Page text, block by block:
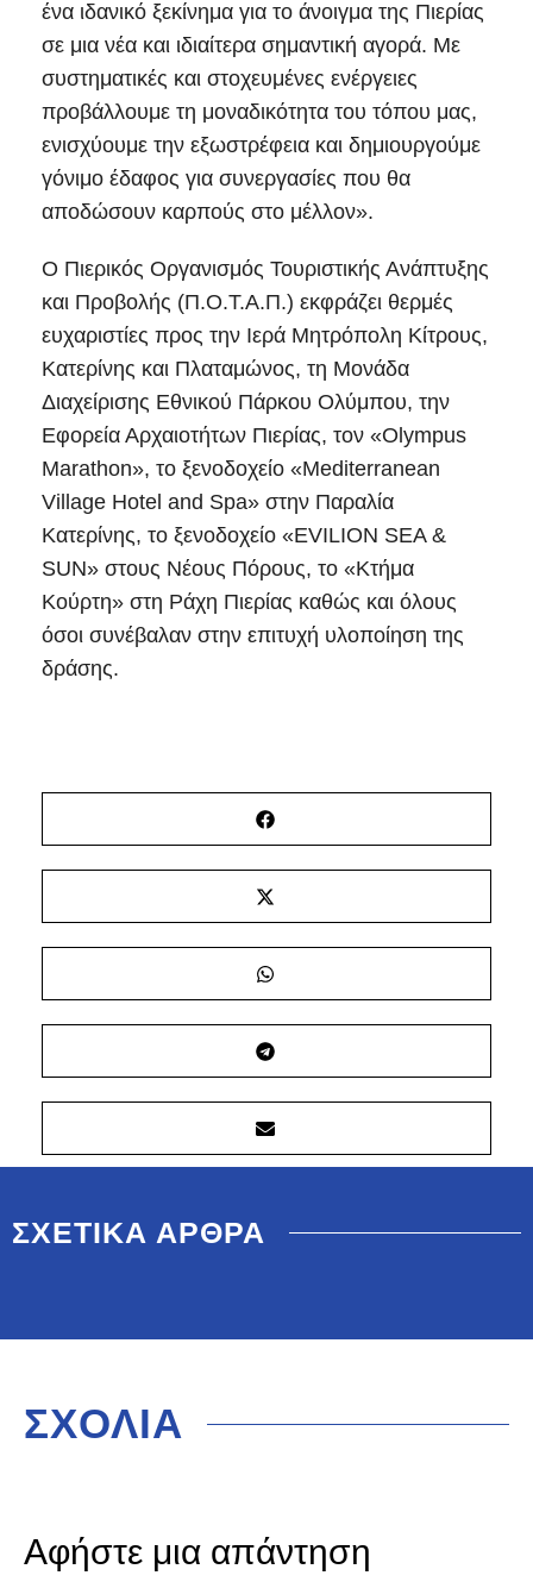
ένα ιδανικό ξεκίνημα για το άνοιγμα της Πιερίας
σε μια νέα και ιδιαίτερα σημαντική αγορά. Με
συστηματικές και στοχευμένες ενέργειες
προβάλλουμε τη μοναδικότητα του τόπου μας,
ενισχύουμε την εξωστρέφεια και δημιουργούμε
γόνιμο έδαφος για συνεργασίες που θα
αποδώσουν καρπούς στο μέλλον».
Ο Πιερικός Οργανισμός Τουριστικής Ανάπτυξης
και Προβολής (Π.Ο.Τ.Α.Π.) εκφράζει θερμές
ευχαριστίες προς την Ιερά Μητρόπολη Κίτρους,
Κατερίνης και Πλαταμώνος, τη Μονάδα
Διαχείρισης Εθνικού Πάρκου Ολύμπου, την
Εφορεία Αρχαιοτήτων Πιερίας, τον «Olympus
Marathon», το ξενοδοχείο «Μediterranean
Village Hotel and Spa» στην Παραλία
Κατερίνης, το ξενοδοχείο «EVILION SEA &
SUN» στους Νέους Πόρους, το «Κτήμα
Κούρτη» στη Ράχη Πιερίας καθώς και όλους
όσοι συνέβαλαν στην επιτυχή υλοποίηση της
δράσης.
ΣΧΕΤΙΚΑ ΑΡΘΡΑ
ΣΧΟΛΙΑ
Αφήστε μια απάντηση